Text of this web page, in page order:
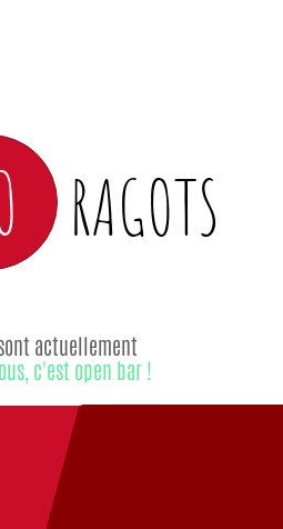
RAGOTS
actuellement
c'est open bar !